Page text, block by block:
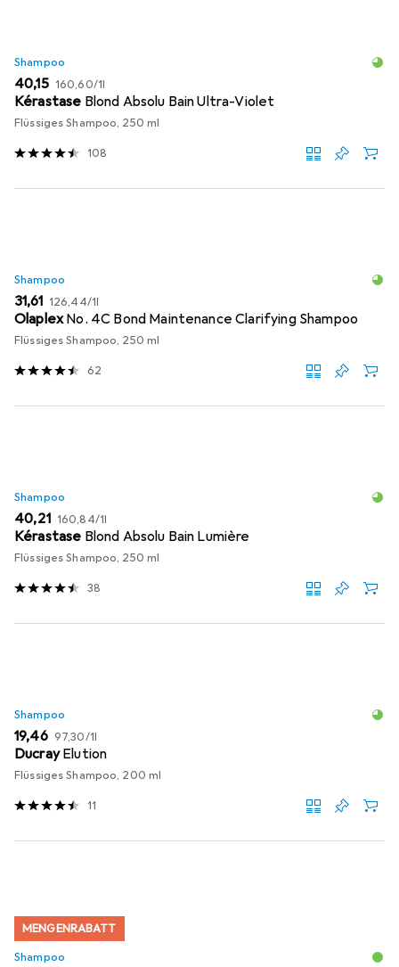
Shampoo
EUR
40,15 EUR
160,60/1l
Kérastase Blond Absolu Bain Ultra-Violet
Flüssiges Shampoo, 250 ml
108
Shampoo
EUR
31,61 EUR
126,44/1l
OlaplexNo. 4C Bond Maintenance Clarifying Shampoo
Flüssiges Shampoo, 250 ml
62
Shampoo
EUR
40,21 EUR
160,84/1l
Kérastase Blond Absolu Bain Lumière
Flüssiges Shampoo, 250 ml
38
Shampoo
EUR
19,46 EUR
97,30/1l
Ducray Elution
Flüssiges Shampoo, 200 ml
11
MENGENRABATT
Shampoo